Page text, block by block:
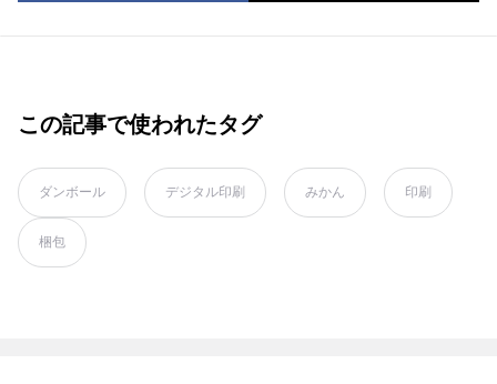
この記事で使われたタグ
ダンボール デジタル印刷 みかん 印刷
梱包